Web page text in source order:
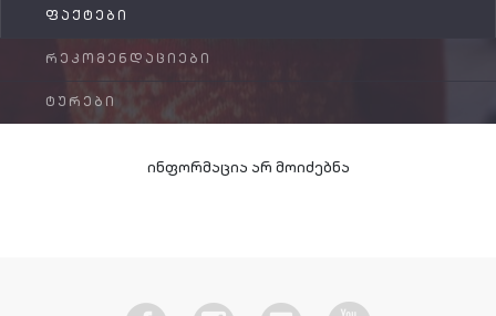
ᲤᲐᲥᲢᲔᲑᲘ
ᲠᲔᲙᲝᲛᲔᲜᲓᲐᲪᲘᲔᲑᲘ
ᲢᲣᲠᲔᲑᲘ
ინფორმაცია არ მოიძებნა